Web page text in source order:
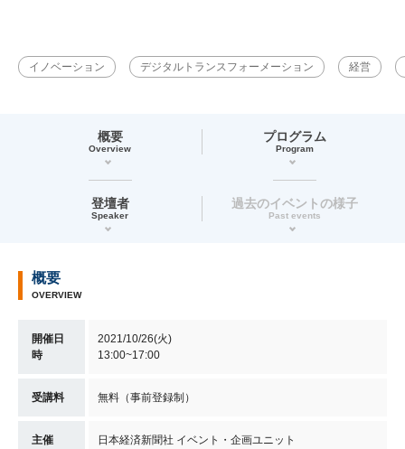
イノベーション デジタルトランスフォーメーション 経営
概要
Overview
プログラム
Program
登壇者
Speaker
過去のイベントの様子
Past events
概要
OVERVIEW
開催日
時
2021/10/26(火)
13:00~17:00
受講料 無料（事前登録制）
主催 日本経済新聞社 イベント・企画ユニット